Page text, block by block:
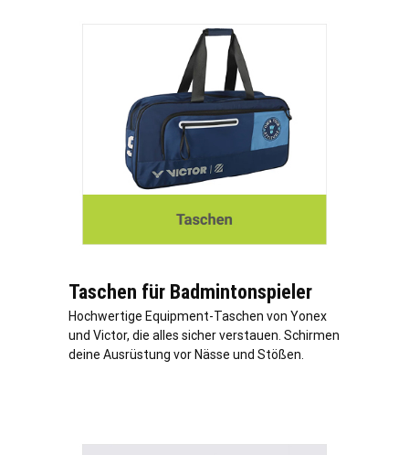
Taschen für Badmintonspieler
Hochwertige Equipment-Taschen von Yonex
und Victor, die alles sicher verstauen. Schirmen
deine Ausrüstung vor Nässe und Stößen.